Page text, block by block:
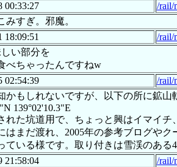
00:33:27
/rail/
みすぎ。邪魔。
18:09:51
/rail/
い部分を
べちゃったんですねw
02:54:39
/rail/
かもしれないですが、以下の所に鉱山
139°02'10.3"E
れた坑道用で、ちょっと興はイマイ
はまだ渡れ、2005年の参考ブログやク
ている様です。取り付きは雪渓のあ
21:58:04
/rail/